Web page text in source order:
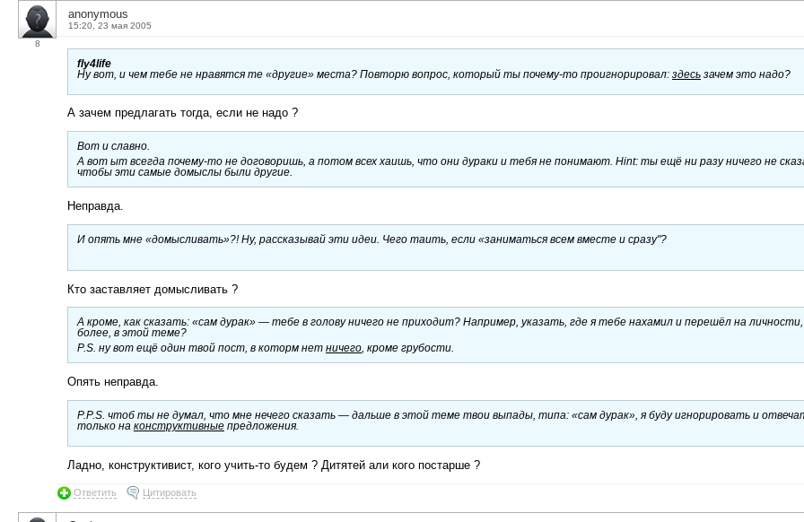
8
anonymous
15:20, 23 мая 2005
fly4life
Ну вот, и чем тебе не нравятся те «другие» места? Повторю вопрос, который ты почему-то проигнорировал: здесь зачем это надо?
А зачем предлагать тогда, если не надо ?
Вот и славно.
А вот ыт всегда почему-то не договоришь, а потом всех хаишь, что они дураки и тебя не понимают. Hint: ты ещё ни разу ничего не
чтобы эти самые домыслы были другие.
Неправда.
И опять мне «домысливать»?! Ну, рассказывай эти идеи. Чего таить, если «заниматься всем вместе и сразу"?
Кто заставляет домысливать ?
А кроме, как сказать: «сам дурак» — тебе в голову ничего не приходит? Например, указать, где я тебе нахамил и перешёл на
более, в этой теме?
P.S. ну вот ещё один твой пост, в которм нет ничего, кроме грубости.
Опять неправда.
P.P.S. чтоб ты не думал, что мне нечего сказать — дальше в этой теме твои выпады, типа: «сам дурак», я буду игнорировать и
только на конструктивные предложения.
Ладно, конструктивист, кого учить-то будем ? Дитятей али кого постарше ?
Ответить Цитировать